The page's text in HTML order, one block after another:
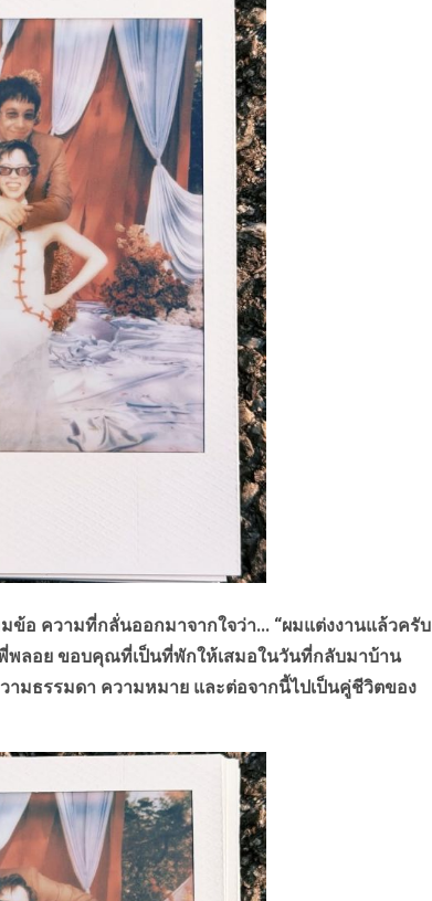
อ ความที่กลั่นออกมาจากใจว่า... “ผมแต่งงานแล้วครับ
พี่พลอย ขอบคุณที่เป็นที่พักให้เสมอในวันที่กลับมาบ้าน
ามธรรมดา ความหมาย และต่อจากนี้ไปเป็นคู่ชีวิตของ